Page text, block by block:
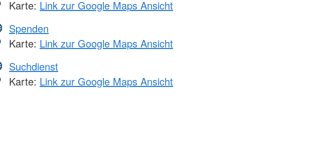
Karte: Link zur Google Maps Ansicht
Spenden
Karte: Link zur Google Maps Ansicht
Suchdienst
Karte: Link zur Google Maps Ansicht